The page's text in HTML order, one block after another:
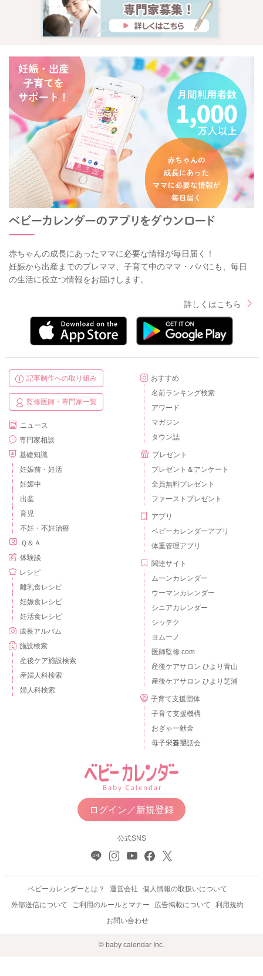
赤ちゃんの成長にあったママに必要な情報が毎日届く！
妊娠から出産までのプレママ、子育て中のママ・パパにも、毎日
の生活に役立つ情報をお届けします。
詳しくはこちら
記事制作への取り組み
監修医師・専門家一覧
ニュース
専門家相談
基礎知識
妊娠前・妊活
妊娠中
出産
育児
不妊・不妊治療
Ｑ＆Ａ
体験談
レシピ
離乳食レシピ
妊娠食レシピ
妊活食レシピ
成長アルバム
施設検索
産後ケア施設検索
産婦人科検索
婦人科検索
おすすめ
名前ランキング検索
アワード
マガジン
タウン誌
プレゼント
プレゼント＆アンケート
全員無料プレゼント
ファーストプレゼント
アプリ
ベビーカレンダーアプリ
体重管理アプリ
関連サイト
ムーンカレンダー
ウーマンカレンダー
シニアカレンダー
シッテク
ヨムーノ
医師監修.com
産後ケアサロン ひより青山
産後ケアサロン ひより芝浦
子育て支援団体
子育て支援機構
おぎゃー献金
母子栄養懇話会
ログイン／新規登録
公式SNS
ベビーカレンダーとは？ 運営会社
個人情報の取扱いについて
外部送信について
ご利用のルールとマナー 広告掲載について
利用規約
お問い合わせ
© baby calendar Inc.